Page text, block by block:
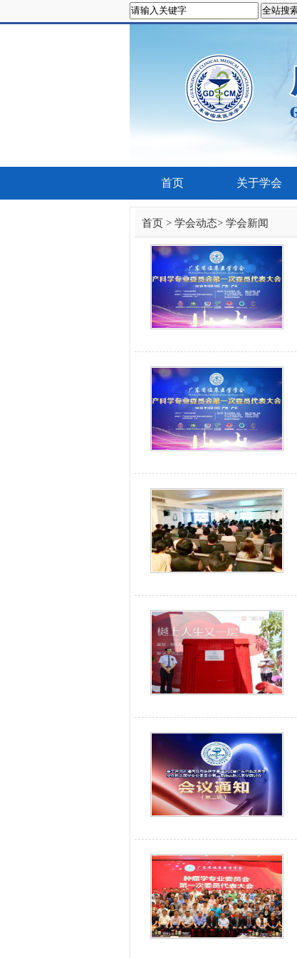
首页 关于学会
首页 > 学会动态> 学会新闻